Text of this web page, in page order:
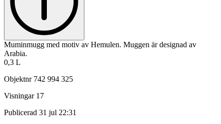
Muminmugg med motiv av Hemulen. Muggen är designad av
Arabia.
0,3 L
Objektnr 742 994 325
Visningar 17
Publicerad 31 jul 22:31